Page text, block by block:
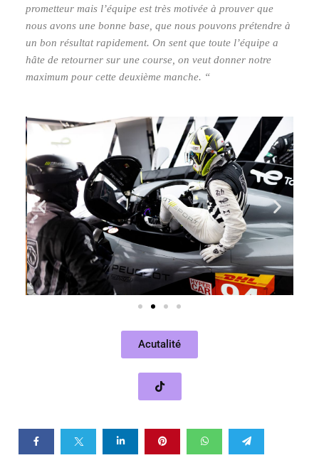
prometteur mais l’équipe est très motivée à prouver que
nous avons une bonne base, que nous pouvons prétendre à
un bon résultat rapidement. On sent que toute l’équipe a
hâte de retourner sur une course, on veut donner notre
maximum pour cette deuxième manche. “
Acutalité